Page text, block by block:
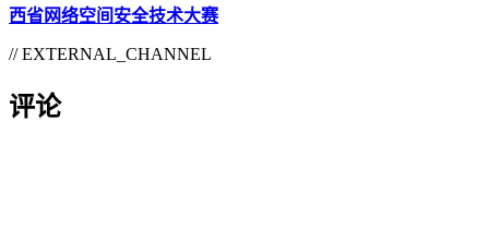
西省网络空间安全技术大赛
// EXTERNAL_CHANNEL
评论